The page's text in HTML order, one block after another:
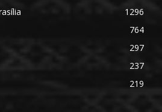
1296
764
297
237
219